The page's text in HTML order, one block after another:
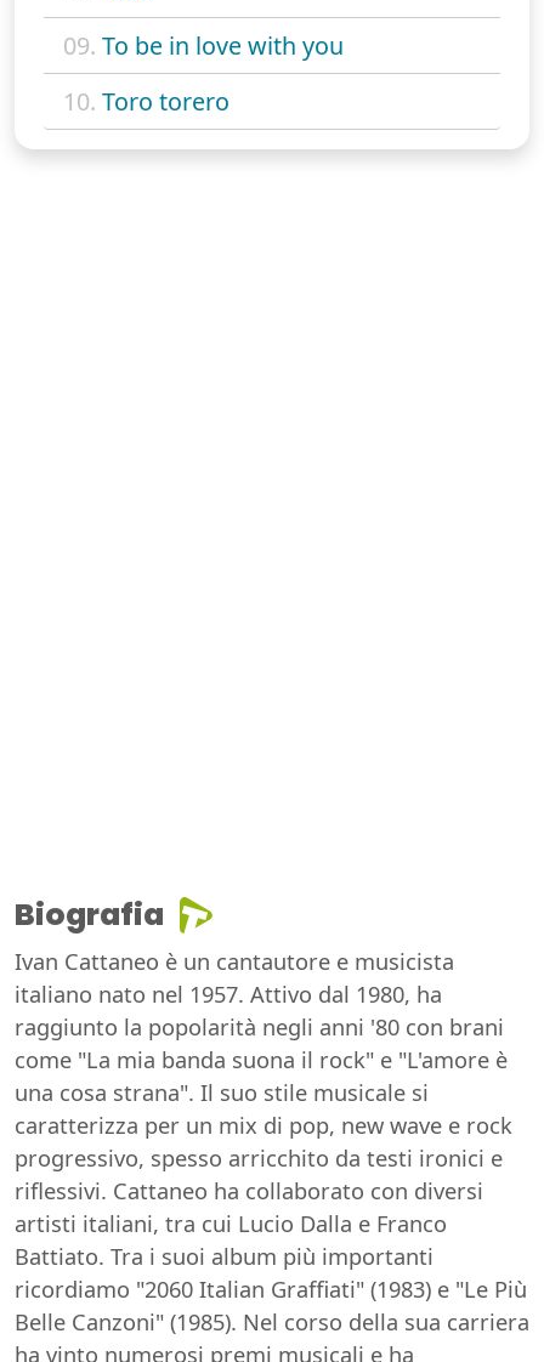
09. To be in love with you
10. Toro torero
Biografia
Ivan Cattaneo è un cantautore e musicista
italiano nato nel 1957. Attivo dal 1980, ha
raggiunto la popolarità negli anni '80 con brani
come "La mia banda suona il rock" e "L'amore è
una cosa strana". Il suo stile musicale si
caratterizza per un mix di pop, new wave e rock
progressivo, spesso arricchito da testi ironici e
riflessivi. Cattaneo ha collaborato con diversi
artisti italiani, tra cui Lucio Dalla e Franco
Battiato. Tra i suoi album più importanti
ricordiamo "2060 Italian Graffiati" (1983) e "Le Più
Belle Canzoni" (1985). Nel corso della sua carriera
ha vinto numerosi premi musicali e ha